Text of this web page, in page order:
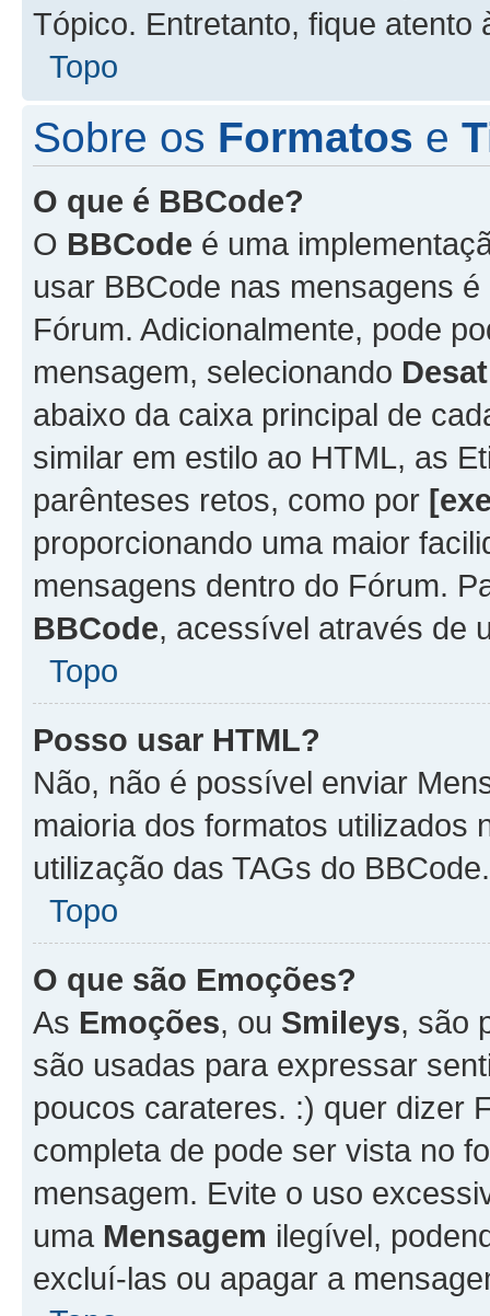
Tópico. Entretanto, fique atento
Topo
Sobre os Formatos e
O que é BBCode?
O BBCode é uma
usar BBCode nas mensagens
Fórum. Adicionalmente, pode
mensagem, selecionando
abaixo da caixa principal de
similar em estilo ao HTML, as
parênteses retos, como por
proporcionando uma maior
mensagens dentro do Fórum.
BBCode, acessível através de
Topo
Posso usar HTML?
Não, não é possível enviar
maioria dos formatos utilizados
utilização das TAGs do BBCode.
Topo
O que são Emoções?
As Emoções, ou Smileys, são
são usadas para expressar
poucos carateres. :) quer dizer
completa de pode ser vista no
mensagem. Evite o uso
uma Mensagem ilegível,
excluí-las ou apagar a